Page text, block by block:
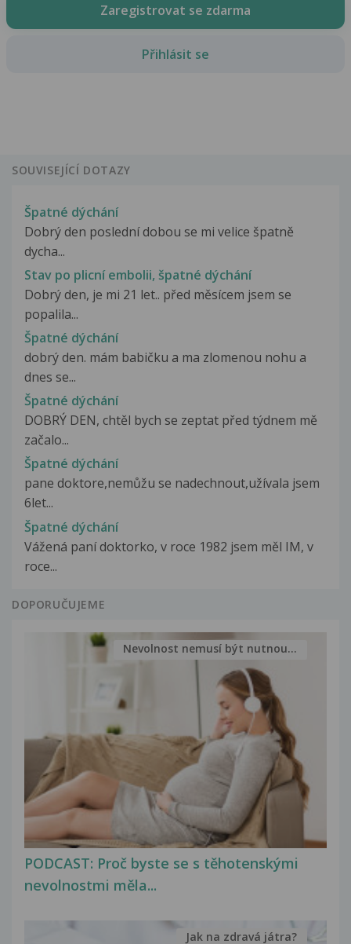
Zaregistrovat se zdarma
Přihlásit se
SOUVISEJÍCÍ DOTAZY
Špatné dýchání
Dobrý den poslední dobou se mi velice špatně
dycha...
Stav po plicní embolii, špatné dýchání
Dobrý den, je mi 21 let.. před měsícem jsem se
popalila...
Špatné dýchání
dobrý den. mám babičku a ma zlomenou nohu a
dnes se...
Špatné dýchání
DOBRÝ DEN, chtěl bych se zeptat před týdnem mě
začalo...
Špatné dýchání
pane doktore,nemůžu se nadechnout,užívala jsem
6let...
Špatné dýchání
Vážená paní doktorko, v roce 1982 jsem měl IM, v
roce...
DOPORUČUJEME
PODCAST: Proč byste se s těhotenskými
nevolnostmi měla...
Nevolnost nemusí být nutnou...
Jak na zdravá játra?